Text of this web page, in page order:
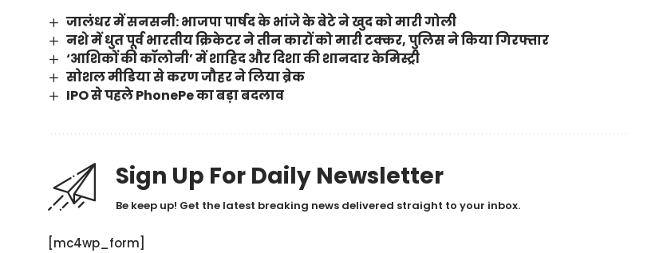
जालंधर में सनसनी: भाजपा पार्षद के भांजे के बेटे ने खुद को मारी गोली
नशे में धुत पूर्व भारतीय क्रिकेटर ने तीन कारों को मारी टक्कर, पुलिस ने किया गिरफ्तार
‘आशिकों की कॉलोनी’ में शाहिद और दिशा की शानदार केमिस्ट्री
सोशल मीडिया से करण जौहर ने लिया ब्रेक
IPO से पहले PhonePe का बड़ा बदलाव
Sign Up For Daily Newsletter
Be keep up! Get the latest breaking news delivered straight to your inbox.
[mc4wp_form]